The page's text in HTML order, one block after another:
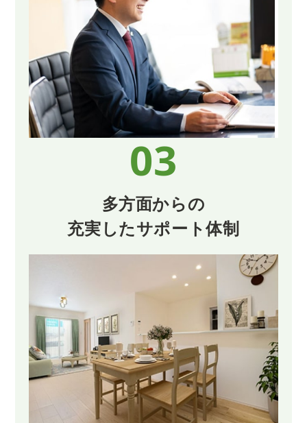
03
多方面からの
充実したサポート体制